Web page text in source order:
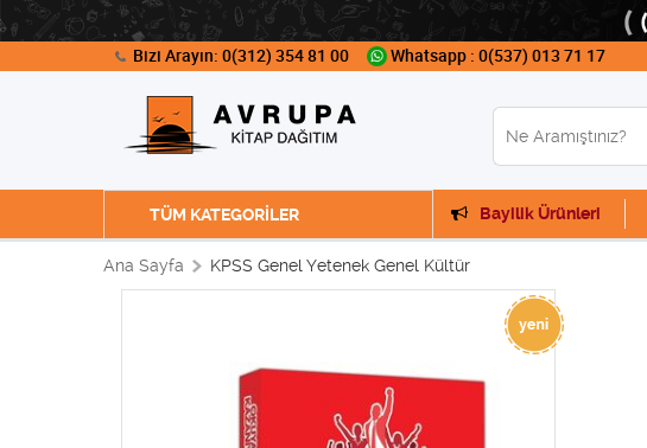
Bizi Arayın: 0(312) 354 81 00 Whatsapp : 0(537) 013 71 17
TÜM KATEGORİLER Bayilik Ürünleri
Ana Sayfa KPSS Genel Yetenek Genel Kültür